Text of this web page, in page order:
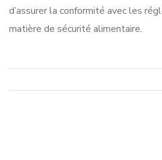
d’assurer la conformité avec les
matière de sécurité alimentaire.